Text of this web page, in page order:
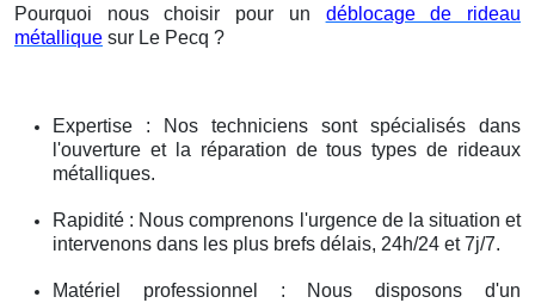
Pourquoi nous choisir pour un déblocage de rideau
métallique sur Le Pecq ?
Expertise : Nos techniciens sont spécialisés dans
l'ouverture et la réparation de tous types de rideaux
métalliques.
Rapidité : Nous comprenons l'urgence de la situation et
intervenons dans les plus brefs délais, 24h/24 et 7j/7.
Matériel professionnel : Nous disposons d'un